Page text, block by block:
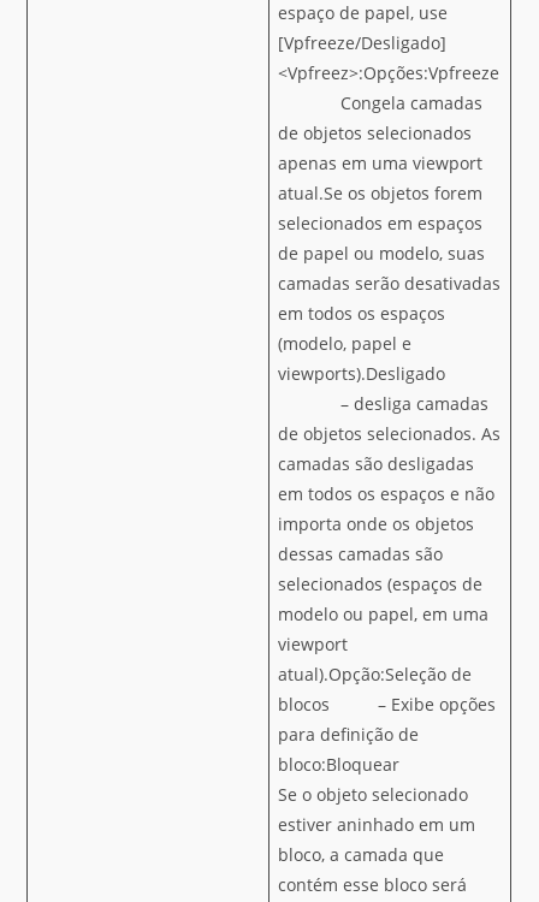
espaço de papel, use
[Vpfreeze/Desligado]
<Vpfreez>:Opções:Vpfreeze
Congela camadas
de objetos selecionados
apenas em uma viewport
atual.Se os objetos forem
selecionados em espaços
de papel ou modelo, suas
camadas serão desativadas
em todos os espaços
(modelo, papel e
viewports).Desligado
– desliga camadas
de objetos selecionados. As
camadas são desligadas
em todos os espaços e não
importa onde os objetos
dessas camadas são
selecionados (espaços de
modelo ou papel, em uma
viewport
atual).Opção:Seleção de
blocos – Exibe opções
para definição de
bloco:Bloquear
Se o objeto selecionado
estiver aninhado em um
bloco, a camada que
contém esse bloco será